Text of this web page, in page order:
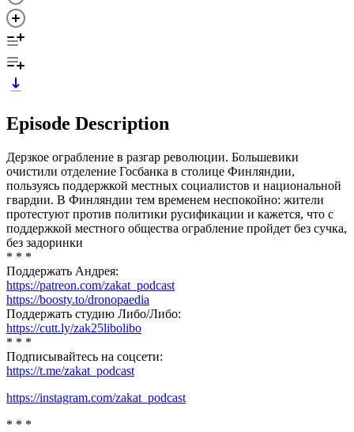
Episode Description
Дерзкое ограбление в разгар революции. Большевики
очистили отделение Госбанка в столице Финляндии,
пользуясь поддержкой местных социалистов и национальной
гвардии. В Финляндии тем временем неспокойно: жители
протестуют против политики русификации и кажется, что с
поддержкой местного общества ограбление пройдет без сучка,
без задоринки
* * *
Поддержать Андрея:
https://patreon.com/zakat_podcast
https://boosty.to/dronopaedia
Поддержать студию Либо/Либо:
https://cutt.ly/zak25libolibo
* * *
Подписывайтесь на соцсети:
https://t.me/zakat_podcast
https://instagram.com/zakat_podcast
* * *